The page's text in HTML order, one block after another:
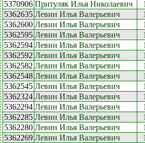
5370906 Притуляк Илья Николаевич
5362635 Левин Илья Валерьевич
5362600 Левин Илья Валерьевич
5362595 Левин Илья Валерьевич
5362594 Левин Илья Валерьевич
5362592 Левин Илья Валерьевич
5362582 Левин Илья Валерьевич
5362548 Левин Илья Валерьевич
5362545 Левин Илья Валерьевич
5362324 Левин Илья Валерьевич
5362294 Левин Илья Валерьевич
5362285 Левин Илья Валерьевич
5362280 Левин Илья Валерьевич
5362269 Левин Илья Валерьевич